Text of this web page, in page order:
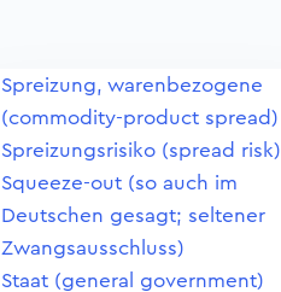
Spreizung, warenbezogene
(commodity-product spread)
Spreizungsrisiko (spread risk)
Squeeze-out (so auch im
Deutschen gesagt; seltener
Zwangsausschluss)
Staat (general government)